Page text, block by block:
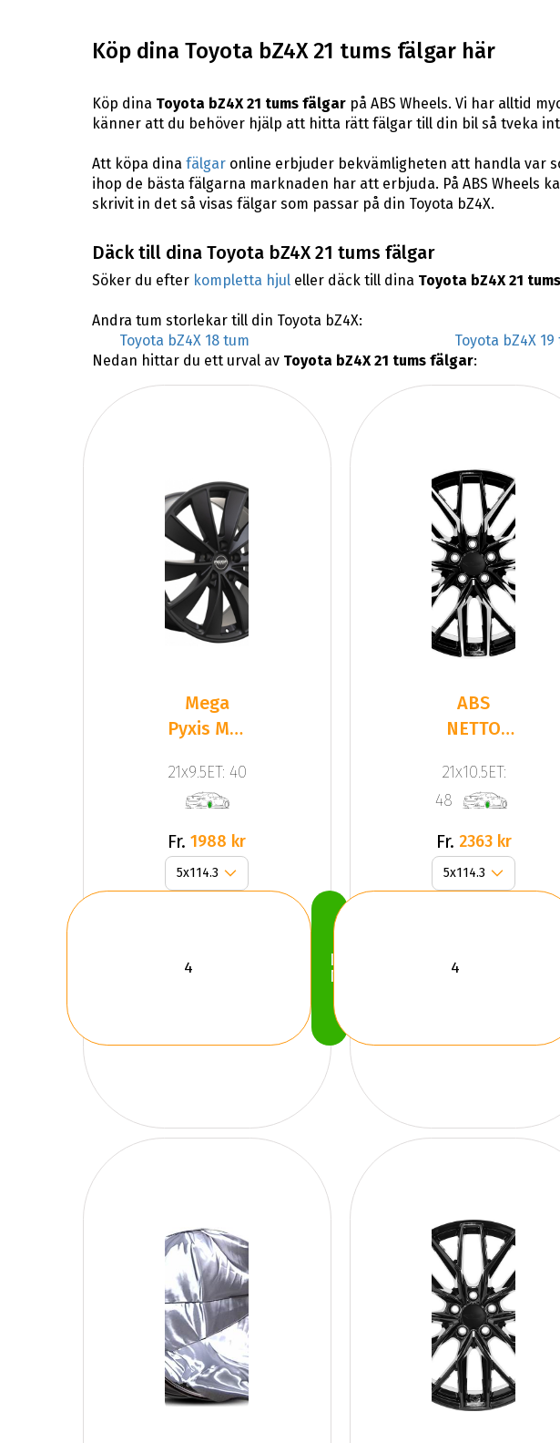
Köp dina Toyota bZ4X 21 tums fälgar här
Köp dina Toyota bZ4X 21 tums fälgarpå ABS Wheels. Vi har alltid
känner att du behöver hjälp att hitta rätt fälgar till din bil så tveka
Att köpa dina fälgaronline erbjuder bekvämligheten att handla var
ihop de bästa fälgarna marknaden har att erbjuda. På ABS
skrivit in det så visas fälgar som passar på din Toyota bZ4X.
Däck till dina Toyota bZ4X 21 tums fälgar
Söker du efter kompletta hjuleller däck till dina Toyota bZ4X 21
Andra tum storlekar till din Toyota bZ4X:
Toyota bZ4X 18 tum
Toyota bZ4X 19
Nedan hittar du ett urval av Toyota bZ4X 21 tums fälgar:
Mega
Pyxis Mat
21x9.5ET: 40
Fr. 1988 kr
Köp
Nu
ABS
NETTO
Black /
Polish
21x10.5ET:
48
Fr. 2363 kr